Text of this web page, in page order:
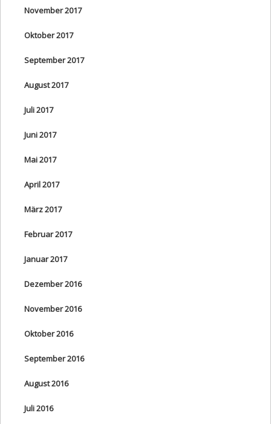
November 2017
Oktober 2017
September 2017
August 2017
Juli 2017
Juni 2017
Mai 2017
April 2017
März 2017
Februar 2017
Januar 2017
Dezember 2016
November 2016
Oktober 2016
September 2016
August 2016
Juli 2016